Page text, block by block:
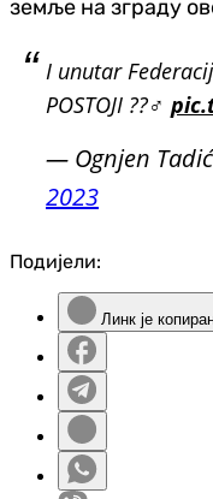
земље на зграду
I unutar
POSTOJI ??‍♂️
— Ognjen
2023
Подијели:
Линк је